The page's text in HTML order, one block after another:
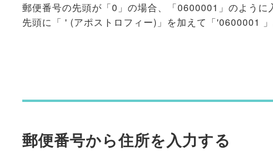
郵便番号の先頭が「0」の場合、「0600001」のように
先頭に「 ' (アポストロフィー)」を加えて「'0600001
郵便番号から住所を入力する